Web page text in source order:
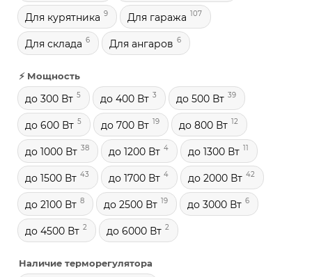
Для курятника 9 Для гаража 107
Для склада 6 Для ангаров 6
⚡ Мощность
до 300 Вт 5 до 400 Вт 3 до 500 Вт 39
до 600 Вт 5 до 700 Вт 19 до 800 Вт 12
до 1000 Вт 38 до 1200 Вт 4 до 1300 Вт 11
до 1500 Вт 43 до 1700 Вт 4 до 2000 Вт 42
до 2100 Вт 8 до 2500 Вт 19 до 3000 Вт 6
до 4500 Вт 2 до 6000 Вт 2
Наличие терморегулятора